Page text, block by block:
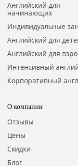
Английский для
начинающих
Индивидуальные
Английский для
Английский для
Интенсивный
Корпоративный
О компании
Отзывы
Цены
Скидки
Блог